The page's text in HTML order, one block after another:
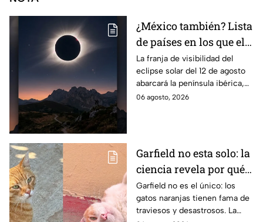
¿México también? Lista
de países en los que el
12 de agosto se verá el
eclipse solar total y en
los que será parcial
La franja de visibilidad del
eclipse solar del 12 de agosto
abarcará la península ibérica,
por lo que solo podrá
06 agosto, 2026
Garfield no esta solo: la
ciencia revela por qué
los gatos naranjas
tienen tanta fama de
hacer "desastres"
Garfield no es el único: los
gatos naranjas tienen fama de
traviesos y desastrosos. La